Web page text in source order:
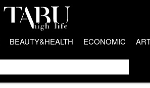
BEAUTY&HEALTH ECONOMIC